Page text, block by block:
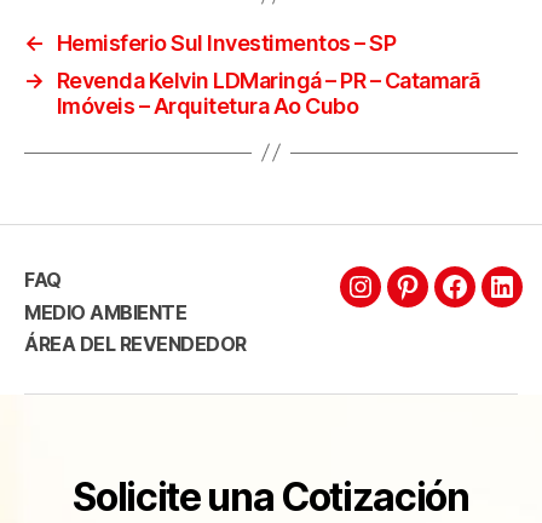
←
Hemisferio Sul Investimentos – SP
→
Revenda Kelvin LDMaringá – PR – Catamarã
Imóveis – Arquitetura Ao Cubo
FAQ
MEDIO AMBIENTE
ÁREA DEL REVENDEDOR
Solicite una Cotización